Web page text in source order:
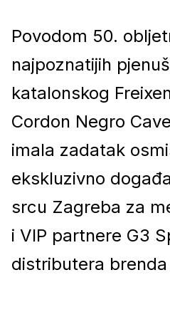
Povodom 50.
najpoznatijih
katalonskog
Cordon Negro
imala zadatak
ekskluzivno
srcu Zagreba za
i VIP partnere G3
distributera brenda